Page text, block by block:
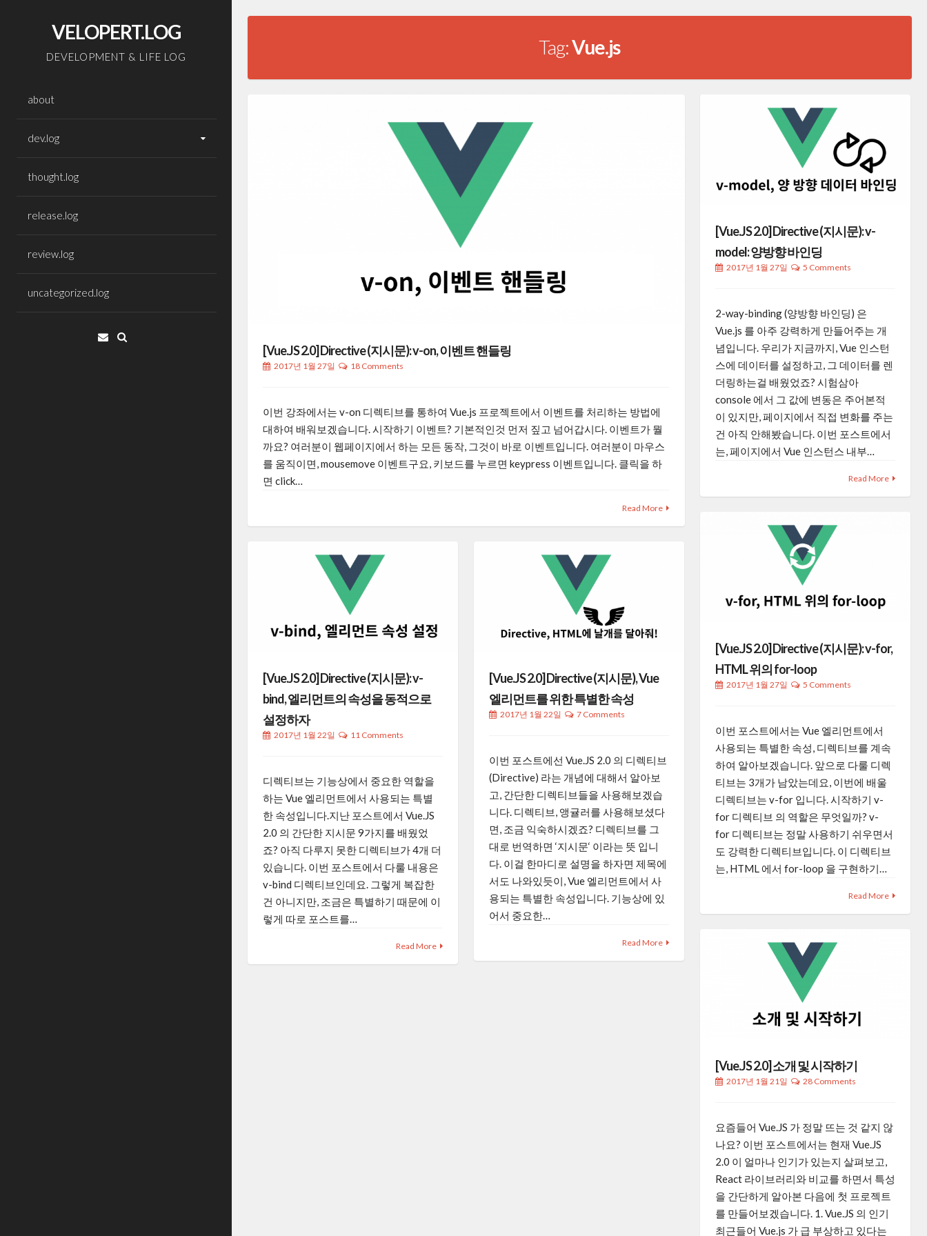
VELOPERT.LOG
DEVELOPMENT & LIFE LOG
about
dev.log
thought.log
release.log
review.log
uncategorized.log
Email
Tag:Vue.js
[Vue.JS 2.0] Directive (지시문): v-on, 이벤트 핸들링
2017년 1월 27일 18 Comments
이번 강좌에서는 v-on 디렉티브를 통하여 Vue.js 프로젝트에서 이벤트를 처리하는 방법에
대하여 배워보겠습니다. 시작하기 이벤트? 기본적인것 먼저 짚고 넘어갑시다. 이벤트가 뭘
까요? 여러분이 웹페이지에서 하는 모든 동작, 그것이 바로 이벤트입니다. 여러분이 마우스
를 움직이면, mousemove 이벤트구요, 키보드를 누르면 keypress 이벤트입니다. 클릭을 하
면 click…
Read More
[Vue.JS 2.0] Directive (지시문): v-
model: 양방향 바인딩
2017년 1월 27일 5 Comments
2-way-binding (양방향 바인딩) 은
Vue.js 를 아주 강력하게 만들어주는 개
념입니다. 우리가 지금까지, Vue 인스턴
스에 데이터를 설정하고, 그 데이터를 렌
더링하는걸 배웠었죠? 시험삼아
console 에서 그 값에 변동은 주어본적
이 있지만, 페이지에서 직접 변화를 주는
건 아직 안해봤습니다. 이번 포스트에서
는, 페이지에서 Vue 인스턴스 내부…
Read More
[Vue.JS 2.0] Directive (지시문): v-for,
HTML 위의 for-loop
2017년 1월 27일 5 Comments
이번 포스트에서는 Vue 엘리먼트에서
사용되는 특별한 속성, 디렉티브를 계속
하여 알아보겠습니다. 앞으로 다룰 디렉
티브는 3개가 남았는데요, 이번에 배울
디렉티브는 v-for 입니다. 시작하기 v-
for 디렉티브 의 역할은 무엇일까? v-
for 디렉티브는 정말 사용하기 쉬우면서
도 강력한 디렉티브입니다. 이 디렉티브
는, HTML 에서 for-loop 을 구현하기…
Read More
[Vue.JS 2.0] Directive (지시문): v-
bind, 엘리먼트의 속성을 동적으로
설정하자
2017년 1월 22일 11 Comments
디렉티브는 기능상에서 중요한 역할을
하는 Vue 엘리먼트에서 사용되는 특별
한 속성입니다.지난 포스트에서 Vue.JS
2.0 의 간단한 지시문 9가지를 배웠었
죠? 아직 다루지 못한 디렉티브가 4개 더
있습니다. 이번 포스트에서 다룰 내용은
v-bind 디렉티브인데요. 그렇게 복잡한
건 아니지만, 조금은 특별하기 때문에 이
렇게 따로 포스트를…
Read More
[Vue.JS 2.0] Directive (지시문), Vue
엘리먼트를 위한 특별한 속성
2017년 1월 22일 7 Comments
이번 포스트에선 Vue.JS 2.0 의 디렉티브
(Directive) 라는 개념에 대해서 알아보
고, 간단한 디렉티브들을 사용해보겠습
니다. 디렉티브, 앵귤러를 사용해보셨다
면, 조금 익숙하시겠죠? 디렉티브를 그
대로 번역하면 ‘지시문‘ 이라는 뜻 입니
다. 이걸 한마디로 설명을 하자면 제목에
서도 나와있듯이, Vue 엘리먼트에서 사
용되는 특별한 속성입니다. 기능상에 있
어서 중요한…
Read More
[Vue.JS 2.0] 소개 및 시작하기
2017년 1월 21일 28 Comments
요즘들어 Vue.JS 가 정말 뜨는 것 같지 않
나요? 이번 포스트에서는 현재 Vue.JS
2.0 이 얼마나 인기가 있는지 살펴보고,
React 라이브러리와 비교를 하면서 특성
을 간단하게 알아본 다음에 첫 프로젝트
를 만들어보겠습니다. 1. Vue.JS 의 인기
최근들어 Vue.js 가 급 부상하고 있다는